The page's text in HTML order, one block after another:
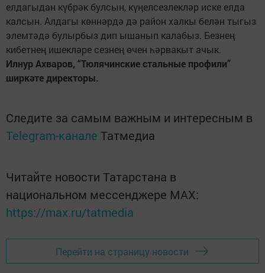
елдагыдан күбрәк булсын, күңелсезлекләр иске елда
калсын. Алдагы көннәрдә дә район халкы белән тыгыз
элемтәдә булырбыз дип ышанып калабыз. Безнең
кибетнең ишекләре сезнең өчен һәрвакыт ачык.
Илнур Ахваров, “Тюлячинские стальные профили”
ширкәте директоры.
Следите за самым важным и интересным в
Telegram-канале Татмедиа
Читайте новости Татарстана в
национальном мессенджере MАХ:
https://max.ru/tatmedia
Перейти на страницу новости